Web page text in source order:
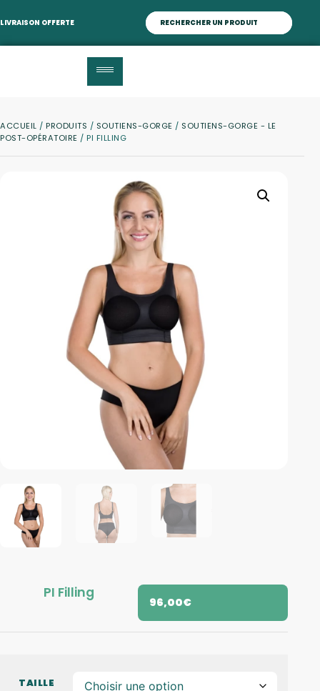
LIVRAISON OFFERTE
ACCUEIL / PRODUITS / SOUTIENS-GORGE / SOUTIENS-GORGE - LE
POST-OPÉRATOIRE / PI FILLING
PI Filling
96,00€
TAILLE